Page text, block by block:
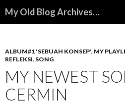
My Old Blog Archives…
ALBUM#1 'SEBUAH KONSEP', MY
REFLEKSI, SONG
MY NEWEST
CERMIN